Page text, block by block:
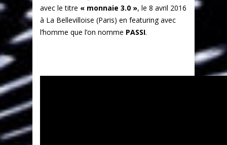
avec le titre « monnaie 3.0 », le 8 avril 2016
à La Bellevilloise (Paris) en featuring avec
l’homme que l’on nomme PASSI.